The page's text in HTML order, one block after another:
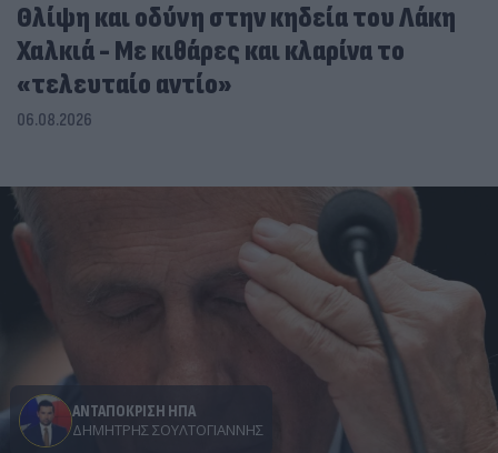
Θλίψη και οδύνη στην κηδεία του Λάκη
Χαλκιά - Με κιθάρες και κλαρίνα το
«τελευταίο αντίο»
06.08.2026
ΑΝΤΑΠΟΚΡΙΣΗ ΗΠΑ
ΔΗΜΉΤΡΗΣ ΣΟΥΛΤΟΓΙΆΝΝΗΣ